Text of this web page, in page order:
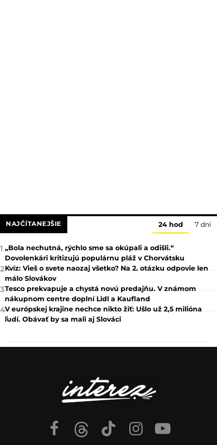
NAJČÍTANEJŠIE 24 hod 7 dní
1 „Bola nechutná, rýchlo sme sa okúpali a odišli.“
Dovolenkári kritizujú populárnu pláž v Chorvátsku
2Kvíz: Vieš o svete naozaj všetko? Na 2. otázku odpovie len
málo Slovákov
3Tesco prekvapuje a chystá novú predajňu. V známom
nákupnom centre doplní Lidl a Kaufland
4V európskej krajine nechce nikto žiť: Ušlo už 2,5 milióna
ľudí. Obávať by sa mali aj Slováci